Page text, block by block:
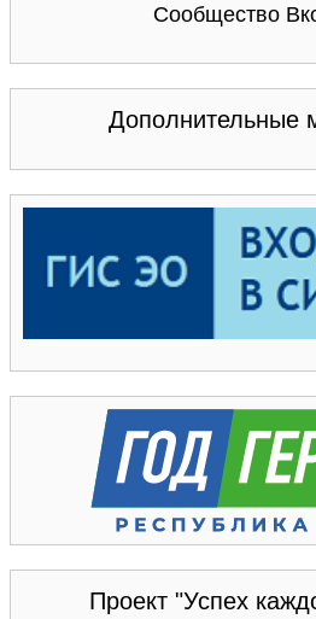
Сообщество
Дополнительные
Проект "Успех